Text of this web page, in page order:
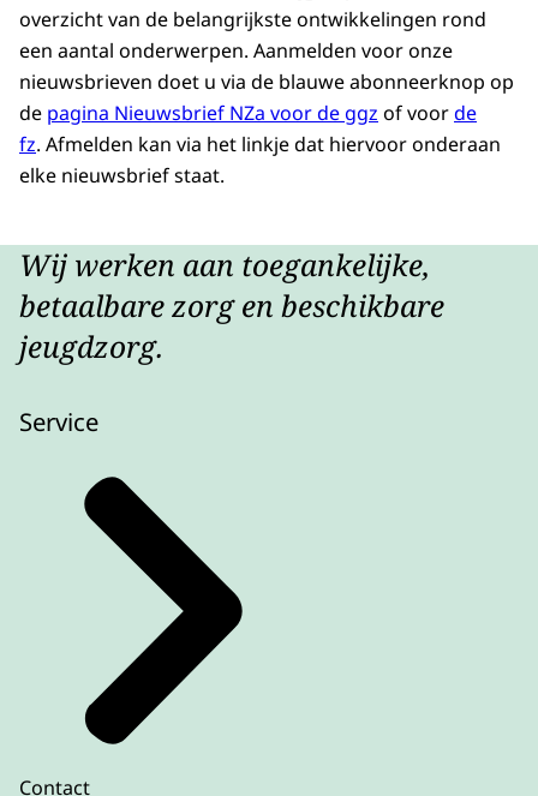
overzicht van de belangrijkste ontwikkelingen rond
een aantal onderwerpen. Aanmelden voor onze
nieuwsbrieven doet u via de blauwe abonneerknop op
de pagina Nieuwsbrief NZa voor de ggz of voorde
fz. Afmelden kan via het linkje dat hiervoor onderaan
elke nieuwsbrief staat.
Wij werken aan toegankelijke,
betaalbare zorg en beschikbare
jeugdzorg.
Service
Contact